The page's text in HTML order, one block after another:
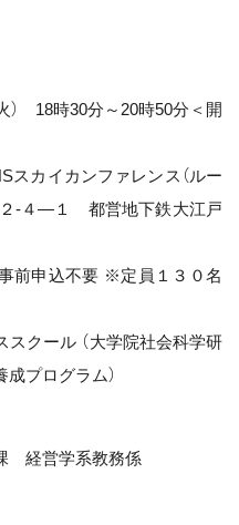
） 18時30分～20時50分＜開
スカイカンファレンス（ルー
２-４—１ 都営地下鉄大江戸
前申込不要 ※定員１３０名
クール （大学院社会科学研
プログラム）
経営学系教務係